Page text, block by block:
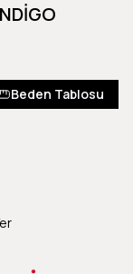
Beden Tablosu